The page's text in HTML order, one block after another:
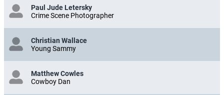
Paul Jude Letersky
Crime Scene Photographer
Christian Wallace
Young Sammy
Matthew Cowles
Cowboy Dan